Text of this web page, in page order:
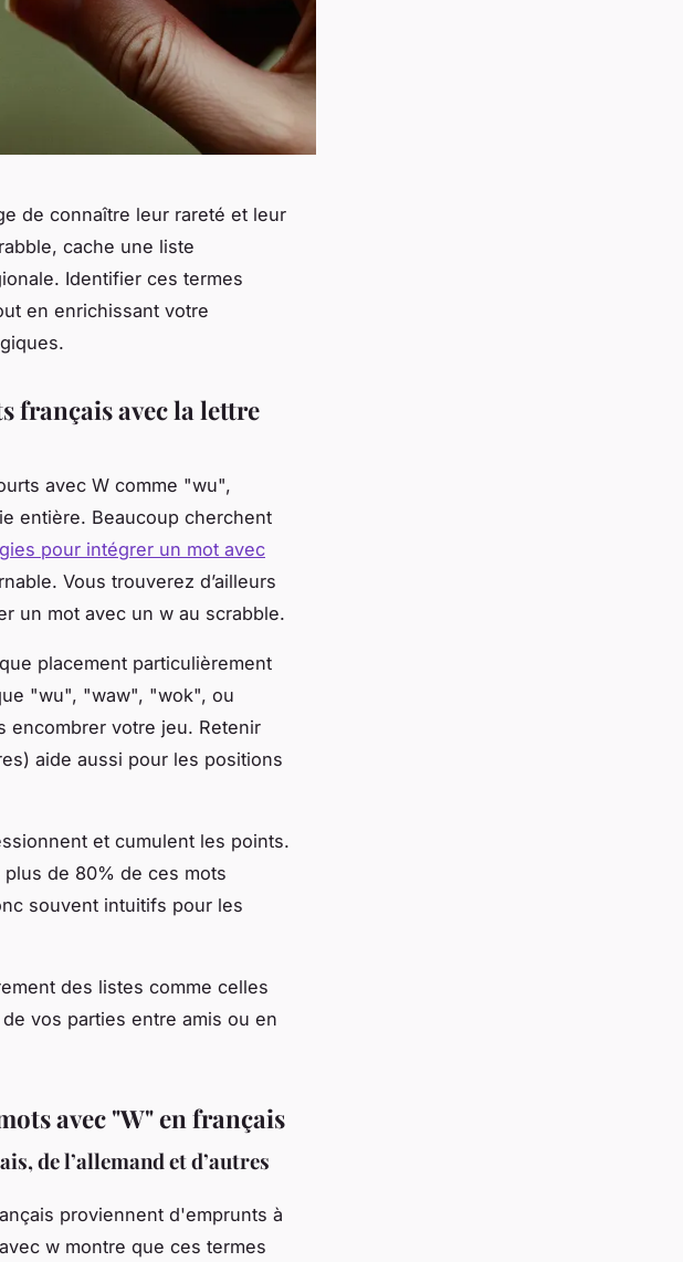
de connaître leur rareté et leur
cache une liste
Identifier ces termes
en enrichissant votre
français avec la lettre
avec W comme "wu",
entière. Beaucoup cherchent
pour intégrer un mot avec
Vous trouverez d’ailleurs
un mot avec un w au scrabble.
placement particulièrement
"wu", "waw", "wok", ou
encombrer votre jeu. Retenir
aide aussi pour les positions
et cumulent les points.
de 80% de ces mots
souvent intuitifs pour les
des listes comme celles
vos parties entre amis ou en
avec "W" en français
de l’allemand et d’autres
proviennent d'emprunts à
w montre que ces termes